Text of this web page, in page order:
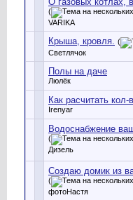
(
VARIKA
Крыша, кровля. (
Светлячок
Полы на даче
Люлёк
Как расчитать кол-
Irenyar
Водоснабжение
(
Дизель
Создаю домик из
(
фотоНастя